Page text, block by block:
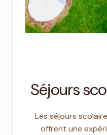
Séjours
Les séjours
offrent une